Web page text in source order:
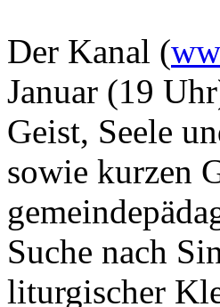
Der Kanal (
Januar (19
Geist, Seele
sowie kurzen
Suche nach
liturgischer